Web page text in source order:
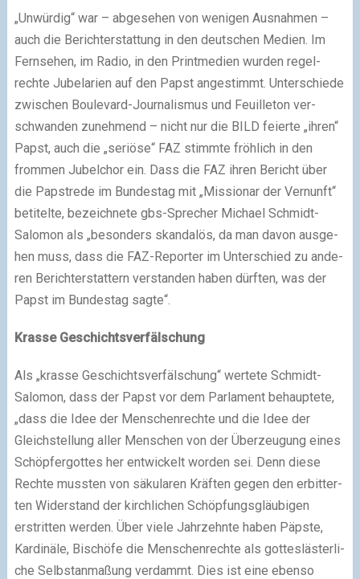
„Unwürdig“ war – abge­se­hen von weni­gen Ausnahmen –
auch die Berichterstattung in den deut­schen Medien. Im
Fernsehen, im Radio, in den Printmedien wur­den regel­
rechte Jubelarien auf den Papst ange­stimmt. Unterschiede
zwi­schen Boulevard-Journalismus und Feuilleton ver­
schwan­den zuneh­mend – nicht nur die BILD fei­erte „ihren“
Papst, auch die „seriöse“ FAZ stimmte fröh­lich in den
from­men Jubelchor ein. Dass die FAZ ihren Bericht über
die Papstrede im Bundestag mit „Missionar der Vernunft“
beti­telte, bezeich­nete gbs-Sprecher Michael Schmidt-
Salomon als „beson­ders skan­da­lös, da man davon aus­ge­
hen muss, dass die FAZ-Reporter im Unterschied zu ande­
ren Berichterstattern ver­stan­den haben dürf­ten, was der
Papst im Bundestag sagte“.
Krasse Geschichtsverfälschung
Als „krasse Geschichtsverfälschung“ wer­tete Schmidt-
Salomon, dass der Papst vor dem Parlament behaup­tete,
„dass die Idee der Menschenrechte und die Idee der
Gleichstellung aller Menschen von der Über­zeu­gung eines
Schöpfergottes her ent­wi­ckelt wor­den sei. Denn diese
Rechte muss­ten von säku­la­ren Kräften gegen den erbit­ter­
ten Widerstand der kirch­li­chen Schöpfungsgläubigen
erstrit­ten wer­den. Über viele Jahrzehnte haben Päpste,
Kardinäle, Bischöfe die Menschenrechte als got­tes­läs­ter­li­
che Selbstanmaßung ver­dammt. Dies ist eine ebenso